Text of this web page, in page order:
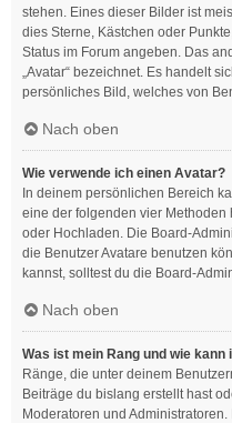
stehen. Eines dieser Bilder ist
dies Sterne, Kästchen oder
Status im Forum angeben. Das
„Avatar“ bezeichnet. Es handelt
persönliches Bild, welches von
Nach oben
Wie verwende ich einen Avatar?
In deinem persönlichen Bereich
eine der folgenden vier Methoden
oder Hochladen. Die Board-
die Benutzer Avatare benutzen
kannst, solltest du die Board-
Nach oben
Was ist mein Rang und wie kann
Ränge, die unter deinem
Beiträge du bislang erstellt hast
Moderatoren und